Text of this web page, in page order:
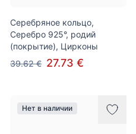
Серебряное кольцо,
Серебро 925°, родий
(покрытие), Цирконы
39.62 € 27.73 €
Нет в наличии